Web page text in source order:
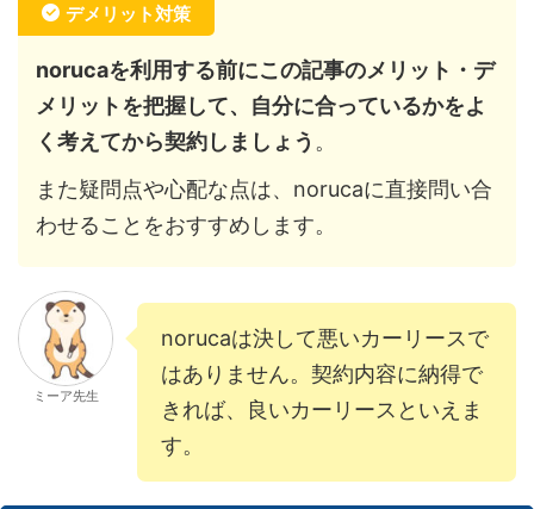
デメリット対策
norucaを利用する前にこの記事のメリット・デ
メリットを把握して、自分に合っているかをよ
く考えてから契約しましょう 。
また疑問点や心配な点は、norucaに直接問い合
わせることをおすすめします。
ミーア先生
norucaは決して悪いカーリースで
はありません。契約内容に納得で
きれば、良いカーリースといえま
す。